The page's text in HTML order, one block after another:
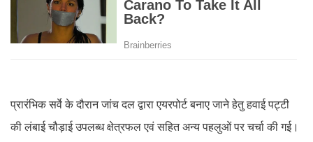
प्रारंभिक सर्वे के दौरान जांच दल द्वारा एयरपोर्ट बनाए जाने हेतु हवाई पट्टी
की लंबाई चौड़ाई उपलब्ध क्षेत्रफल एवं सहित अन्य पहलुओं पर चर्चा की गई।